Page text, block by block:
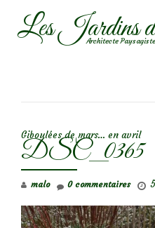
AllerLes Jardins
Architecte
Giboulées de mars… en avril
DSC_0365
malo 0 commentaires